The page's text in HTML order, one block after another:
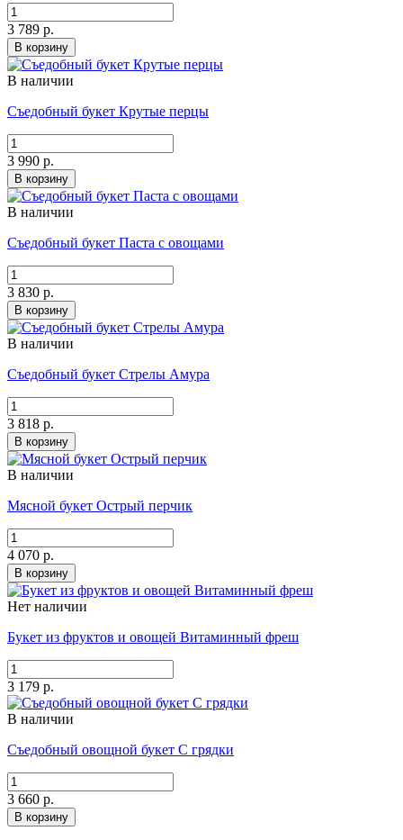
3 789 р.
В корзину
В наличии
Съедобный букет Крутые перцы
3 990 р.
В корзину
В наличии
Съедобный букет Паста с овощами
3 830 р.
В корзину
В наличии
Съедобный букет Стрелы Амура
3 818 р.
В корзину
В наличии
Мясной букет Острый перчик
4 070 р.
В корзину
Нет наличии
Букет из фруктов и овощей Витаминный фреш
3 179 р.
В наличии
Съедобный овощной букет С грядки
3 660 р.
В корзину